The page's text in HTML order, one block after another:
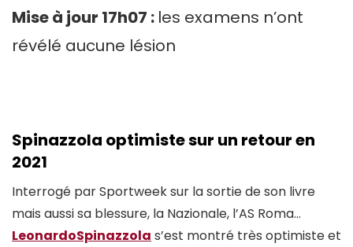
Mise à jour 17h07 : les examens n’ont
révélé aucune lésion
Spinazzola optimiste sur un retour en
2021
Interrogé par Sportweek sur la sortie de son livre
mais aussi sa blessure, la Nazionale, l’AS Roma…
LeonardoSpinazzola s’est montré très optimiste et